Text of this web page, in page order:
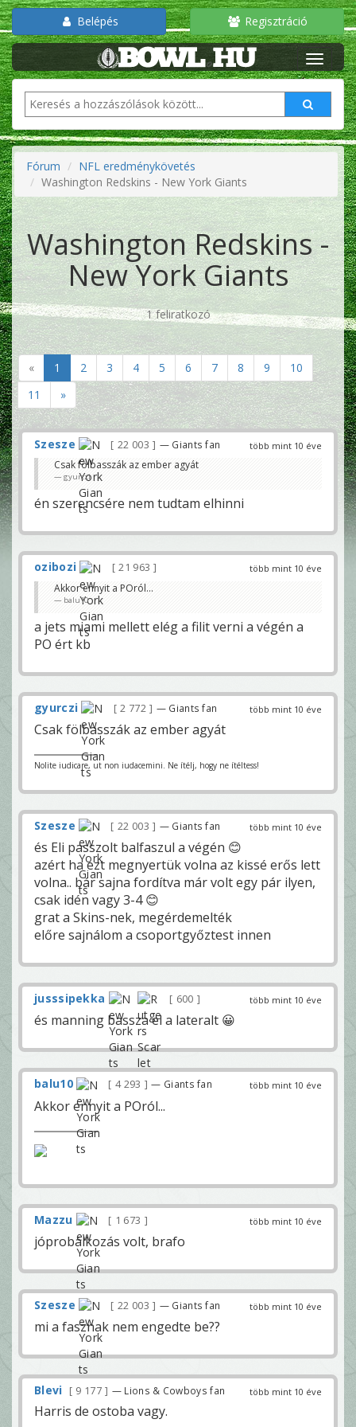
Belépés Regisztráció
Fórum
NFL eredménykövetés
Washington Redskins - New York Giants
Washington Redskins -
New York Giants
1 feliratkozó
« 1 2 3 4 5 6 7 8 9
10
11
»
több mint 10 éve
Szesze 22 003 — Giants fan
Csak fölbasszák az ember agyát
gyurczi
én szerencsére nem tudtam elhinni
több mint 10 éve
ozibozi
21 963
Akkor ennyit a POról...
balu10
a jets miami mellett elég a filit verni a végén a
PO ért kb
több mint 10 éve
gyurczi 2 772 — Giants fan
Csak fölbasszák az ember agyát
Nolite iudicare, ut non iudacemini. Ne ítélj, hogy ne ítéltess!
több mint 10 éve
Szesze 22 003 — Giants fan
és Eli passzolt balfaszul a végén 😊
azért ha ezt megnyertük volna az kissé erős lett
volna.. bár sajna fordítva már volt egy pár ilyen,
csak idén vagy 3-4 😊
grat a Skins-nek, megérdemelték
előre sajnálom a csoportgyőztest innen
több mint 10 éve
jusssipekka 600
és manning bassza el a lateralt 😀
több mint 10 éve
balu10 4 293 — Giants fan
Akkor ennyit a POról...
több mint 10 éve
Mazzu 1 673
jóprobálkozás volt, brafo
több mint 10 éve
Szesze 22 003 — Giants fan
mi a fasznak nem engedte be??
több mint 10 éve
Blevi 9 177 — Lions & Cowboys fan
Harris de ostoba vagy.